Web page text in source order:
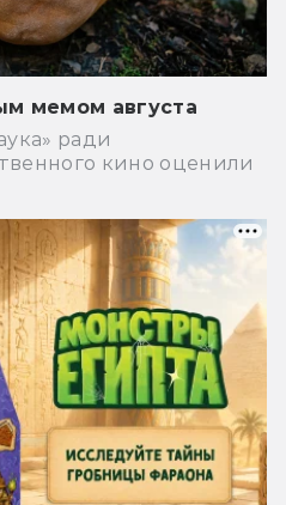
мемом августа
ради
кино оценили